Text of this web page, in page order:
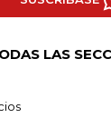
LAS